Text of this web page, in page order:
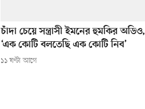
চাঁদা চেয়ে সন্ত্রাসী ইমনের হুমকির অডিও,
‘এক কোটি বলতেছি এক কোটি নিব’
১১ ঘণ্টা আগে